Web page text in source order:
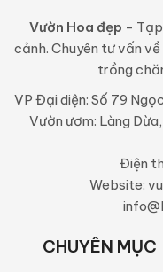
Vườn Hoa đẹp - Tạp
cảnh. Chuyên tư vấn
trồng
VP Đại diện: Số 79
Vườn ươm: Làng
Điện
Website:
CHUYÊN MỤC